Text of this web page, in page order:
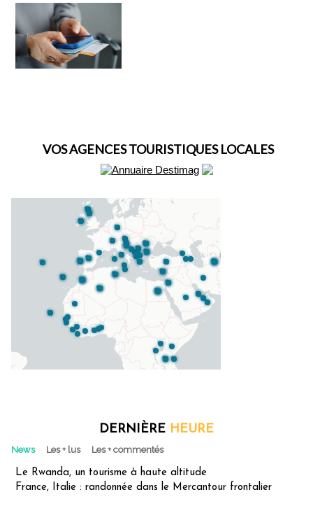
VOS AGENCES TOURISTIQUES LOCALES
DERNIÈRE HEURE
News Les + lus Les + commentés
Le Rwanda, un tourisme à haute altitude
France, Italie : randonnée dans le Mercantour frontalier